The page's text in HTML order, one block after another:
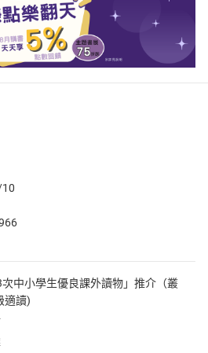
中小學生優良課外讀物」推介（叢
適讀)